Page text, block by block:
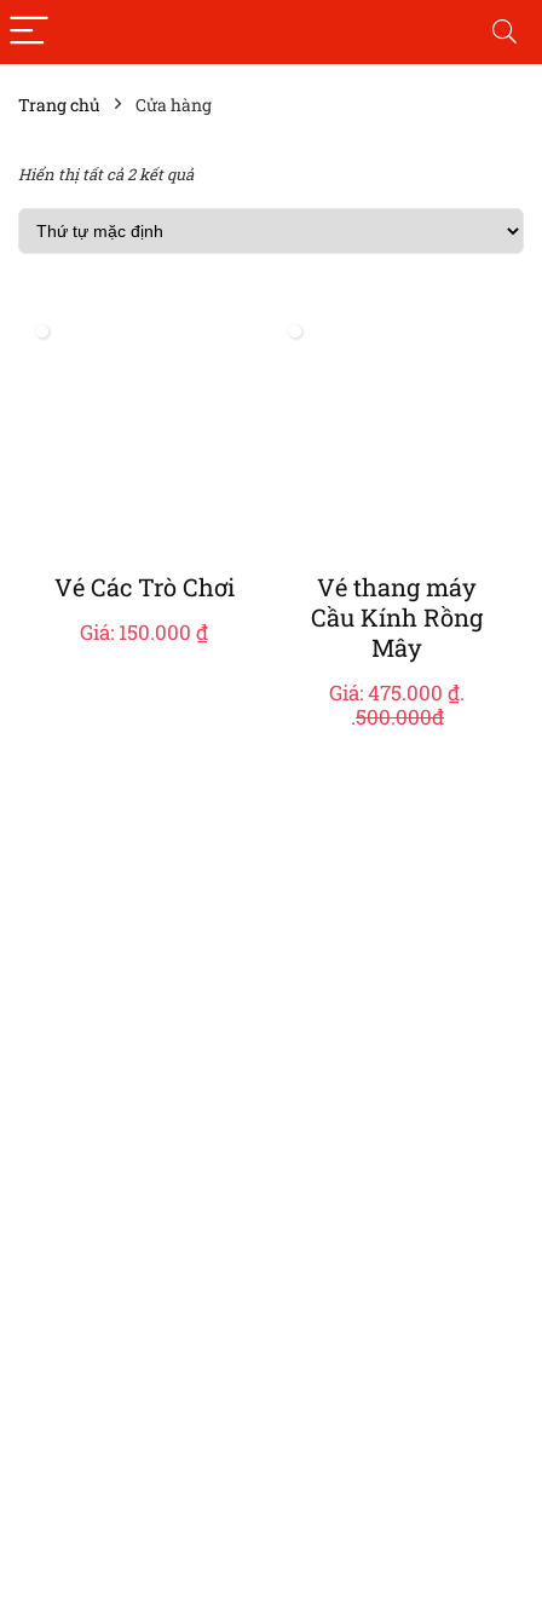
Trang chủ Cửa hàng
Hiển thị tất cả 2 kết quả
Vé Các Trò Chơi
Giá: 150.000₫
Vé thang máy
Cầu Kính Rồng
Mây
Giá:475.000₫.
.500.000đ